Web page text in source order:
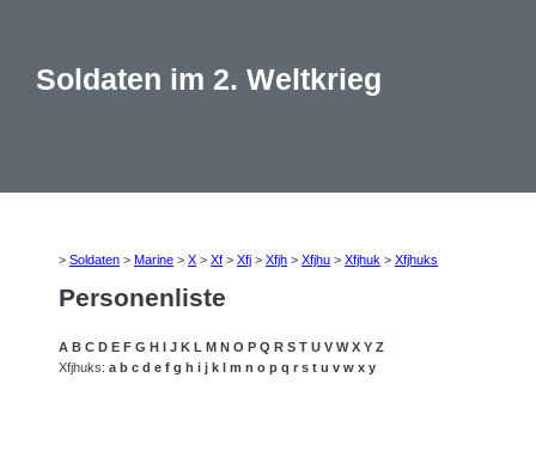
Soldaten im 2. Weltkrieg
> Soldaten > Marine > X > Xf > Xfj > Xfjh > Xfjhu > Xfjhuk > Xfjhuks
Personenliste
A B C D E F G H I J K L M N O P Q R S T U V W X Y Z
Xfjhuks: a b c d e f g h i j k l m n o p q r s t u v w x y